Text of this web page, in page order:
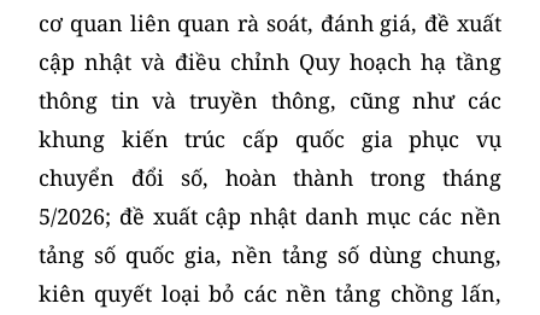
cơ quan liên quan rà soát, đánh giá, đề xuất
cập nhật và điều chỉnh Quy hoạch hạ tầng
thông tin và truyền thông, cũng như các
khung kiến trúc cấp quốc gia phục vụ
chuyển đổi số, hoàn thành trong tháng
5/2026; đề xuất cập nhật danh mục các nền
tảng số quốc gia, nền tảng số dùng chung,
kiên quyết loại bỏ các nền tảng chồng lấn,